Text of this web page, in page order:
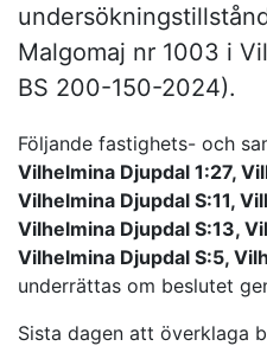
Malgomaj nr 1003 i
BS 200-150-2024).
Följande fastighets- och
Vilhelmina Djupdal 1:27,
Vilhelmina Djupdal S:11,
Vilhelmina Djupdal S:13,
Vilhelmina Djupdal S:5,
underrättas om beslutet
Sista dagen att överklaga